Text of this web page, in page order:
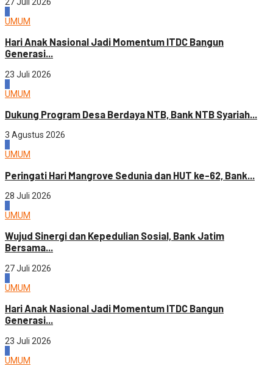
UMUM
Hari Anak Nasional Jadi Momentum ITDC Bangun
Generasi...
23 Juli 2026
UMUM
Dukung Program Desa Berdaya NTB, Bank NTB Syariah...
3 Agustus 2026
UMUM
Peringati Hari Mangrove Sedunia dan HUT ke-62, Bank...
28 Juli 2026
UMUM
Wujud Sinergi dan Kepedulian Sosial, Bank Jatim
Bersama...
27 Juli 2026
UMUM
Hari Anak Nasional Jadi Momentum ITDC Bangun
Generasi...
23 Juli 2026
UMUM